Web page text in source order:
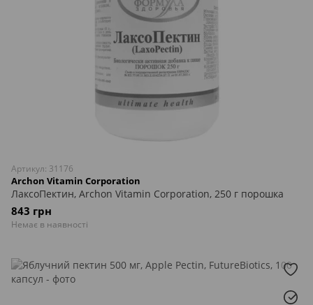
Артикул: 31176
Archon Vitamin Corporation
ЛаксоПектин, Archon Vitamin Corporation, 250 г порошка
843 грн
Немає в наявності